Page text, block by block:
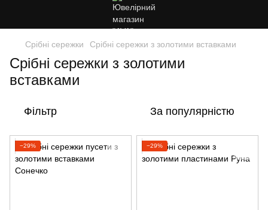
Срібні сережки Срібні сережки з золотими вставками
Срібні сережки з золотими
вставками
Фільтр За популярністю
−29% −29%